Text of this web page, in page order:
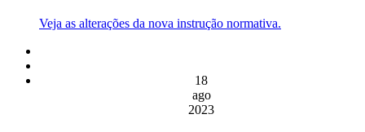
Veja as alterações da nova instrução normativa.
18
ago
2023